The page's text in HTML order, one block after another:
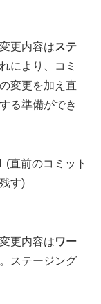
更内容はステ
により、コミ
変更を加え直
る準備ができ
(直前のコミット
す)
更内容はワー
。ステージング